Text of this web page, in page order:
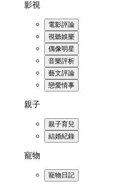
影視
電影評論
視聽娛樂
偶像明星
音樂評析
藝文評論
戀愛情事
親子
親子育兒
結婚紀錄
寵物
寵物日記